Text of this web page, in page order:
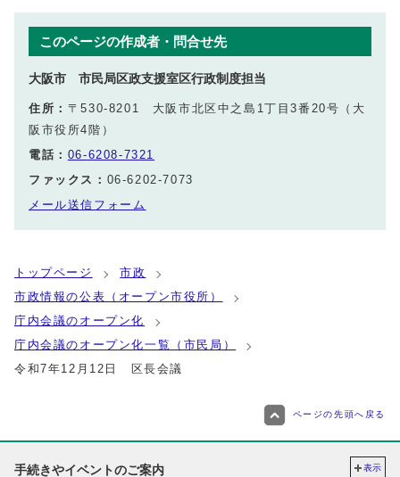
このページの作成者・問合せ先
大阪市 市民局区政支援室区行政制度担当
住所： 〒530-8201 大阪市北区中之島1丁目3番20号（大
阪市役所4階）
電話： 06-6208-7321
ファックス： 06-6202-7073
メール送信フォーム
トップページ
市政
市政情報の公表（オープン市役所）
庁内会議のオープン化
庁内会議のオープン化一覧（市民局）
令和7年12月12日 区長会議
ページの先頭へ戻る
手続きやイベントのご案内 表示